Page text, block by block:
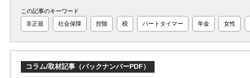
この記事のキーワード
非正規
社会保障 控除 税 パートタイマー 年金 女性
コラム/取材記事（バックナンバーPDF）